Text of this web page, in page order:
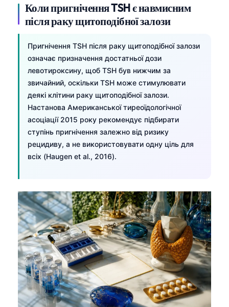
Коли пригнічення TSH є навмисним
після раку щитоподібної залози
Пригнічення TSH після раку щитоподібної залози
означає призначення достатньої дози
левотироксину, щоб TSH був нижчим за
звичайний, оскільки TSH може стимулювати
деякі клітини раку щитоподібної залози.
Настанова Американської тиреоїдологічної
асоціації 2015 року рекомендує підбирати
ступінь пригнічення залежно від ризику
рецидиву, а не використовувати одну ціль для
всіх (Haugen et al., 2016).